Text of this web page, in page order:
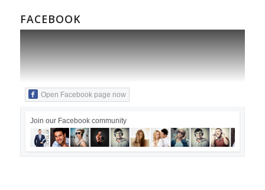
FACEBOOK
Open Facebook page now
Join our Facebook community